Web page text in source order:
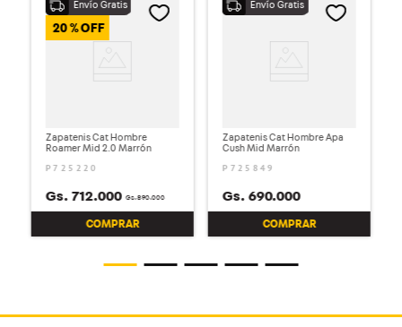
20 %
Zapatenis Cat Hombre
Roamer Mid 2.0 Marrón
P725220
Gs.890.000
Gs. 712.000
COMPRAR
Zapatenis Cat Hombre Apa
Cush Mid Marrón
P725849
Gs. 690.000
COMPRAR